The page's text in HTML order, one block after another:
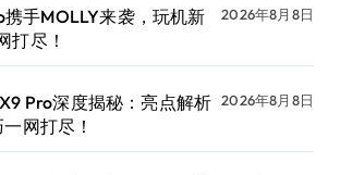
手MOLLY来袭，玩机新
打尽！
2026年8月8日
Pro深度揭秘：亮点解析
网打尽！
2026年8月8日